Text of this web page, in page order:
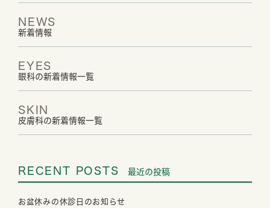
NEWS
新着情報
EYES
眼科の新着情報一覧
SKIN
皮膚科の新着情報一覧
RECENT POSTS 最近の投稿
お盆休みの休診日のお知らせ